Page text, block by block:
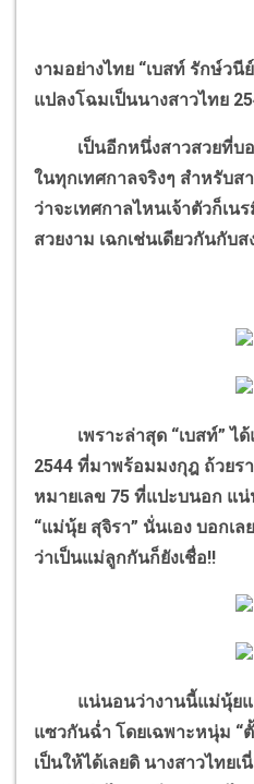
งามอย่างไทย “เบสท์ รักษ์วนี
แปลงโฉมเป็นนางสาวไทย
เป็นอีกหนึ่งสาวสวยที่บอก
ในทุกเทศกาลจริงๆ สำหรับส
ว่าจะเทศกาลไหนเจ้าตัวก็เ
สวยงาม เฉกเช่นเดียวกันกับ
เพราะล่าสุด “เบสท์” ได้
2544 ที่มาพร้อมมงกุฎ ถ้วยร
หมายเลข 75 ที่แปะบนอก แ
“แม่นุ้ย สุจิรา” นั่นเอง บอกเ
ว่าเป็นแม่ลูกกันก็ยังเชื่อ!!
แน่นอนว่างานนี้แม่นุ้ยแล
แซวกันฉ่ำ โดยเฉพาะหนุ่ม “
เป็นให้ได้เลยดิ นางสาวไทยเ